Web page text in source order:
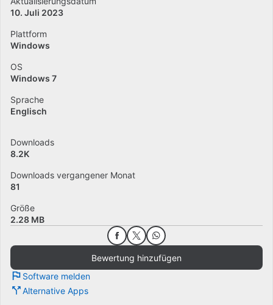
10. Juli 2023
Plattform
Windows
OS
Windows 7
Sprache
Englisch
Downloads
8.2K
Downloads vergangener Monat
81
Größe
2.28 MB
Bewertung hinzufügen
Software melden
Alternative Apps